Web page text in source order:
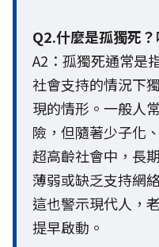
Q2.什麼是孤獨死
A2：孤獨死通常是
社會支持的情況下
現的情形。一般人
險，但隨著少子化
超高齡社會中，長
薄弱或缺乏支持網
這也警示現代人，
提早啟動。